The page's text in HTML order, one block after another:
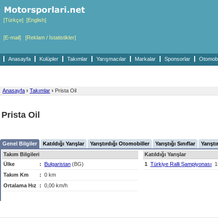
[Türkçe] [English]
[E-mail] [Reklam / İstatistikler]
Anasayfa Kulüpler Takımlar Yarışmacılar Markalar Sponsorlar
Anasayfa › Takımlar › Prista Oil
Prista Oil
Genel Bilgiler Katıldığı Yarışlar Yarıştırdığı Otomobiller Yarıştığı Sınıflar
Takım Bilgileri
Ülke
: Bulgaristan (BG)
Takım Km
: 0 km
Ortalama Hız
: 0,00 km/h
Katıldığı Yarışlar
1 Türkiye Ralli Şampiyonası